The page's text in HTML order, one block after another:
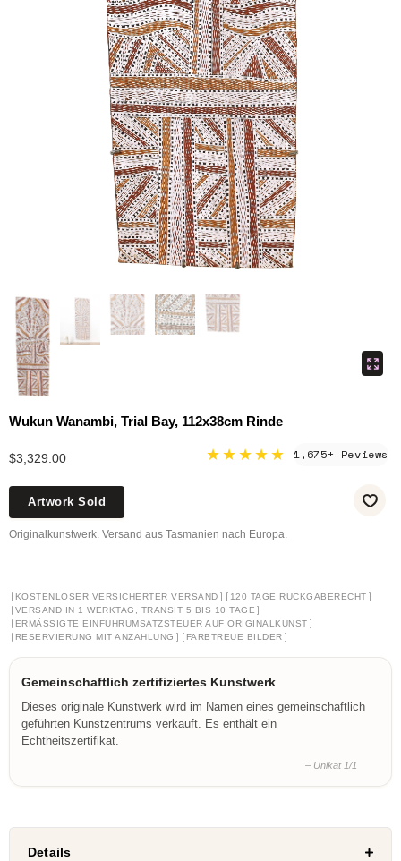
Wukun Wanambi, Trial Bay, 112x38cm Rinde
$3,329.00 ★★★★★ 1,675+ Reviews
Artwork Sold
Originalkunstwerk. Versand aus Tasmanien nach Europa.
[ KOSTENLOSER VERSICHERTER VERSAND ] [ 120 TAGE RÜCKGABERECHT ]
[VERSAND IN 1 WERKTAG, TRANSIT 5 BIS 10 TAGE ]
[ ERMÄSSIGTE EINFUHRUMSATZSTEUER AUF ORIGINALKUNST
]
[ RESERVIERUNG MIT ANZAHLUNG ] [ FARBTREUE BILDER ]
Gemeinschaftlich zertifiziertes Kunstwerk
Dieses originale Kunstwerk wird im Namen eines gemeinschaftlich
geführten Kunstzentrums verkauft. Es enthält ein
Echtheitszertifikat.
– Unikat 1/1
Details